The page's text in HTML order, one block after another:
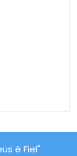
é Fiel"